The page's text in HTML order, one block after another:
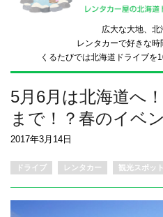
広大な大地、北
レンタカーで好きな時
くるたびでは北海道ドライブを
5月6月は北海道へ
まで！？春のイベ
2017年3月14日
ドライブ レンタカー 観光スポット